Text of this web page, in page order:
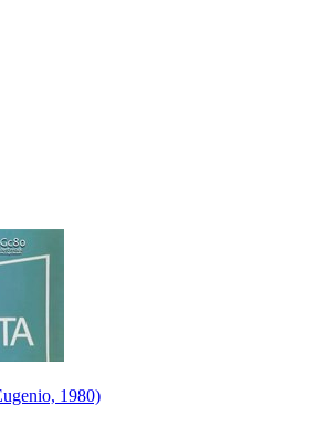
1980)